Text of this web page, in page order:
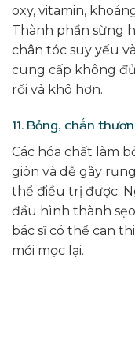
oxy, vitamin,
Thành phần sừng
chân tóc suy yếu
cung cấp không
rối và khô hơn.
11. Bỏng, chấn
Các hóa chất làm
giòn và dễ gãy
thể điều trị được.
đầu hình thành
bác sĩ có thể can
mới mọc lại.